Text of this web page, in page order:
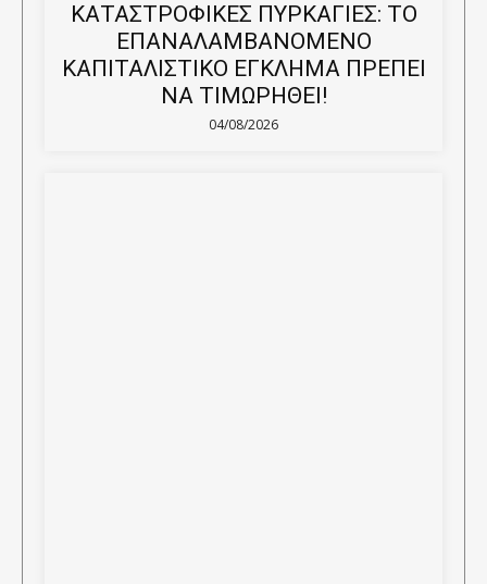
ΚΑΤΑΣΤΡΟΦΙΚΕΣ ΠΥΡΚΑΓΙΕΣ: ΤΟ
ΕΠΑΝΑΛΑΜΒΑΝΟΜΕΝΟ
ΚΑΠΙΤΑΛΙΣΤΙΚΟ ΕΓΚΛΗΜΑ ΠΡΕΠΕΙ
ΝΑ ΤΙΜΩΡΗΘΕΙ!
04/08/2026